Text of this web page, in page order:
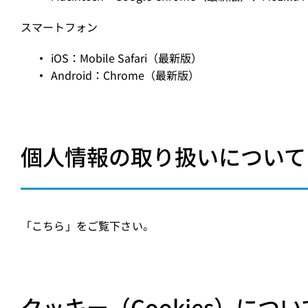
スマートフォン
iOS：Mobile Safari（最新版）
Android：Chrome（最新版）
個人情報の取り扱いについて
「こちら 」をご覧下さい。